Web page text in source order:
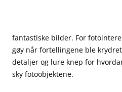
fantastiske bilder. For
gøy når fortellingene ble
detaljer og lure knep for
sky fotoobjektene.